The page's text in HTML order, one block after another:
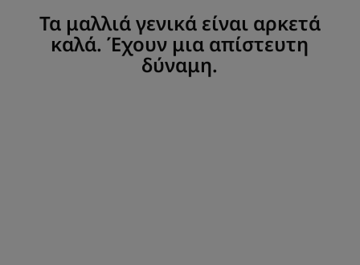
Τα μαλλιά γενικά είναι αρκετά
καλά. Έχουν μια απίστευτη
δύναμη.